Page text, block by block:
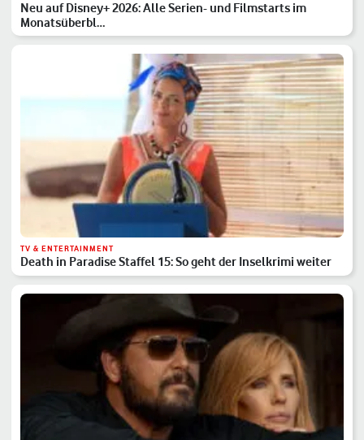
Neu auf Disney+ 2026: Alle Serien- und Filmstarts im
Monatsüberbl…
TV & ENTERTAINMENT
Death in Paradise Staffel 15: So geht der Inselkrimi weiter